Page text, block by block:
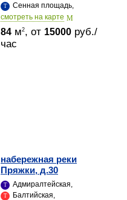
Сенная площадь,
cмотреть на карте
84 м2, от 15000 руб./
час
набережная реки
Пряжки, д.30
Адмиралтейская,
Балтийская,